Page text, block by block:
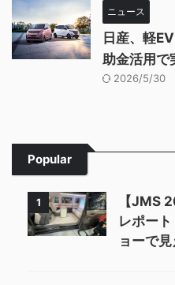
ニュース
日産、軽
助金活用で
2026/5/30
Popular
1
【JMS
レポー
ョーで